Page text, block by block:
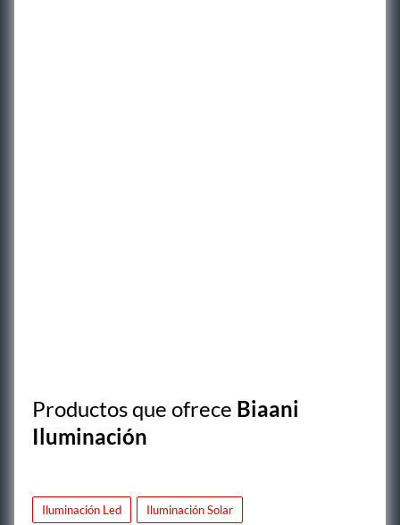
Productos que ofrece Biaani
Iluminación
Iluminación Led Iluminación Solar